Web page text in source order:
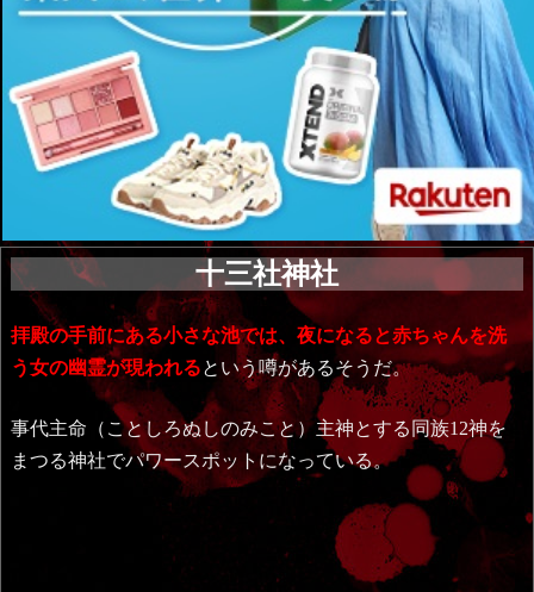
十三社神社
拝殿の手前にある小さな池では、夜になると赤ちゃんを洗
う女の幽霊が現われるという噂があるそうだ。
事代主命（ことしろぬしのみこと）主神とする同族12神を
まつる神社でパワースポットになっている。